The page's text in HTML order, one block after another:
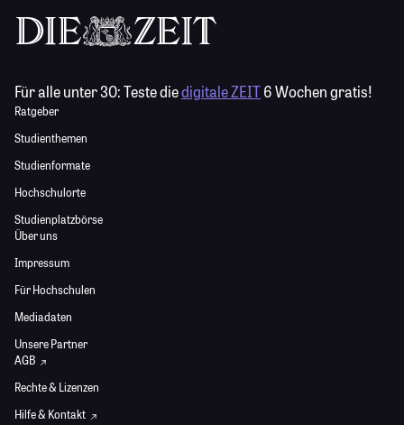
Für alle unter 30:Teste diedigitale ZEIT6 Wochen gratis!
Ratgeber
Studienthemen
Studienformate
Hochschulorte
Studienplatzbörse
Über uns
Impressum
Für Hochschulen
Mediadaten
Unsere Partner
AGB
Rechte & Lizenzen
Hilfe & Kontakt